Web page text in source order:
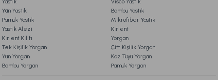
Yastık
Visco Yastık
Yün Yastık
Bambu Yastık
Pamuk Yastık
Mikrofiber Yastık
Yastık Alezi
Kırlent
Kırlent Kılıfı
Yorgan
Tek Kişilik Yorgan
Çift Kişilik Yorgan
Yün Yorgan
Kaz Tüyü Yorgan
Bambu Yorgan
Pamuk Yorgan